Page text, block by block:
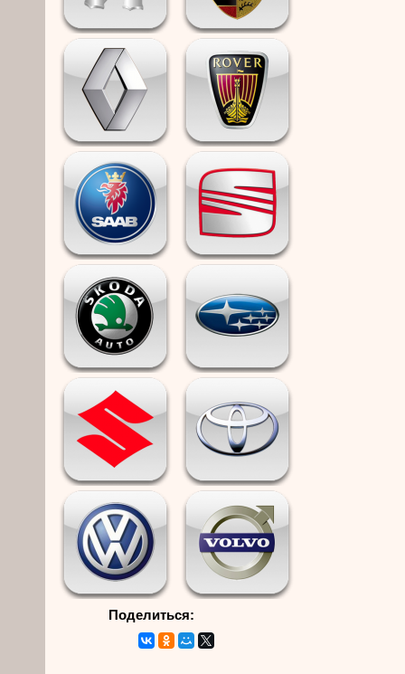
Поделиться: